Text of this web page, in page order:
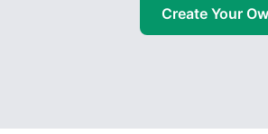
Create Your